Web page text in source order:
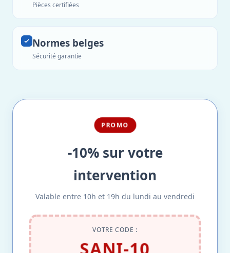
Pièces certifiées
Normes belges
Sécurité garantie
PROMO
-10% sur votre
intervention
Valable entre 10h et 19h du lundi au vendredi
VOTRE CODE :